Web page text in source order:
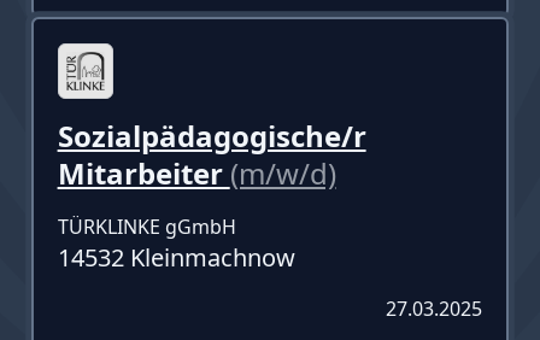
Sozialpädagogische/r
Mitarbeiter (m/w/d)
TÜRKLINKE gGmbH
14532 Kleinmachnow
27.03.2025